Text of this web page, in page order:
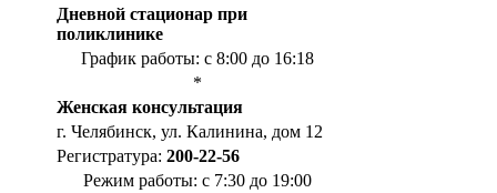
Дневной стационар при
поликлинике
График работы: с 8:00 до 16:18
*
Женская консультация
г. Челябинск, ул. Калинина, дом 12
Регистратура: 200-22-56
Режим работы: с 7:30 до 19:00